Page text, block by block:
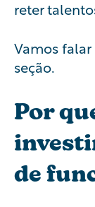
reter
Vamos
seção.
Por
de